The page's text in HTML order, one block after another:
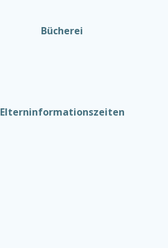
Bücherei
Elterninformationszeiten